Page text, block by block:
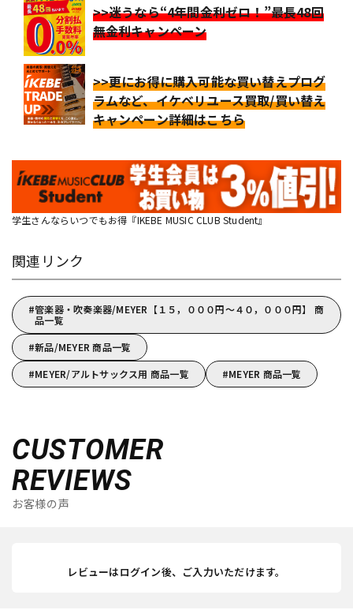
>>迷うなら“4年間金利ゼロ！”最長48回
無金利キャンペーン
>>更にお得に購入可能な買い替えプログ
ラムなど、イケベリユース買取/買い替え
キャンペーン詳細はこちら
学生さんならいつでもお得『IKEBE MUSIC CLUB Student』
関連リンク
管楽器・吹奏楽器/MEYER【１５，０００円～４０，０００円】 商
品一覧
新品/MEYER 商品一覧
MEYER/アルトサックス用 商品一覧
MEYER 商品一覧
CUSTOMER
REVIEWS
お客様の声
レビューはログイン後、ご入力いただけます。